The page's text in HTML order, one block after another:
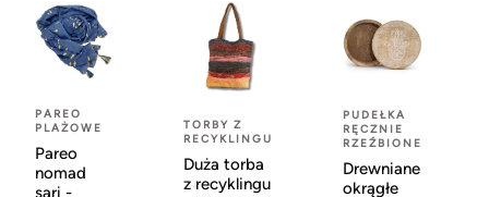
PAREO
PLAŻOWE
Pareo
nomad
sari -
TORBY Z
RECYKLINGU
Duża torba
z recyklingu
PUDEŁKA
RĘCZNIE
RZEŹBIONE
Drewniane
okrągłe